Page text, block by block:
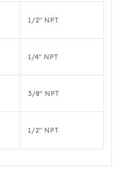
1/2″ NPT
1/4″ NPT
3/8″ NPT
1/2″ NPT